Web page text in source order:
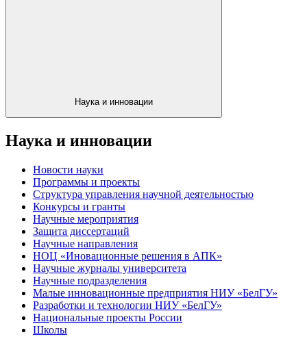
Наука и инновации
Наука и инновации
Новости науки
Программы и проекты
Структура управления научной деятельностью
Конкурсы и гранты
Научные мероприятия
Защита диссертаций
Научные направления
НОЦ «Иновационные решения в АПК»
Научные журналы университета
Научные подразделения
Малые инновационные предприятия НИУ «БелГУ»
Разработки и технологии НИУ «БелГУ»
Национальные проекты России
Школы